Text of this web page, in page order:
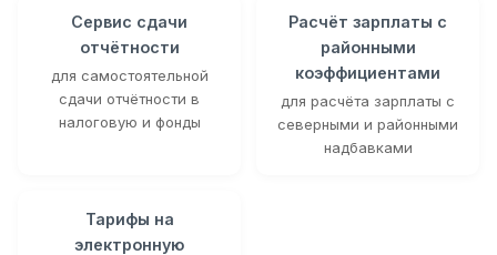
Сервис сдачи
отчётности
для самостоятельной
сдачи отчётности в
налоговую и фонды
Расчёт зарплаты с
районными
коэффициентами
для расчёта зарплаты с
северными и районными
надбавками
Тарифы на
электронную